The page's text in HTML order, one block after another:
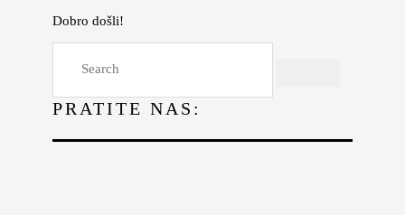
Dobro došli!
PRATITE NAS:
Lepota